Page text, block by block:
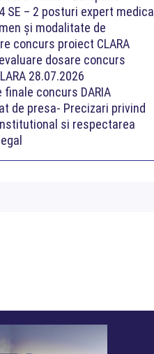
4 SE – 2 posturi expert medical
și modalitate de
concurs proiect CLARA
dosare concurs
28.07.2026
finale concurs DARIA
de presa- Precizari privind
si respectarea